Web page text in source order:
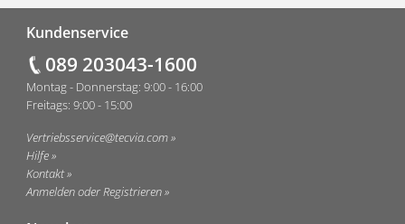
Kundenservice
089 203043-1600
Montag - Donnerstag: 9:00 - 16:00
Freitags: 9:00 - 15:00
Vertriebsservice@tecvia.com
Hilfe
Kontakt
Anmelden oder Registrieren